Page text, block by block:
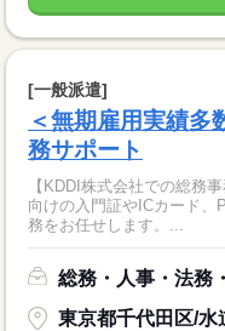
[一般派遣]
＜無期雇用実績多
務サポート
【KDDI株式会社での総務事務】 社員・派遣社員・業務委
向けの入門証やICカード、
務をお任せします。...
総務・人事・法務
東京都千代田区/水